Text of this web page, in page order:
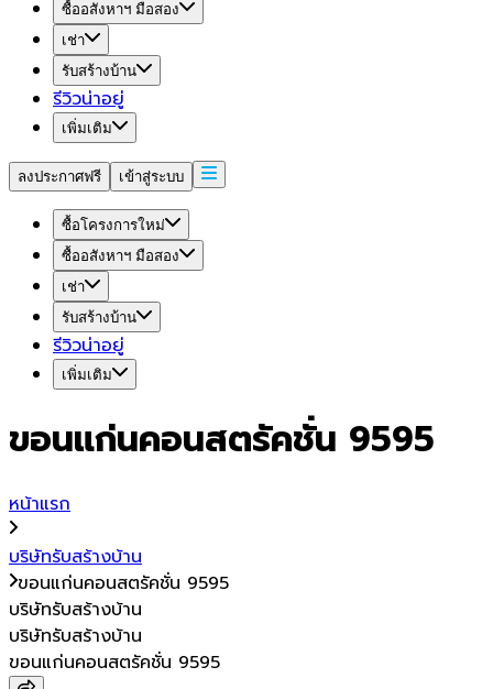
ซื้ออสังหาฯ มือสอง
เช่า
รับสร้างบ้าน
รีวิวน่าอยู่
เพิ่มเติม
ลงประกาศฟรี เข้าสู่ระบบ
ซื้อโครงการใหม่
ซื้ออสังหาฯ มือสอง
เช่า
รับสร้างบ้าน
รีวิวน่าอยู่
เพิ่มเติม
ขอนแก่นคอนสตรัคชั่น 9595
หน้าแรก
บริษัทรับสร้างบ้าน
ขอนแก่นคอนสตรัคชั่น 9595
บริษัทรับสร้างบ้าน
บริษัทรับสร้างบ้าน
ขอนแก่นคอนสตรัคชั่น 9595